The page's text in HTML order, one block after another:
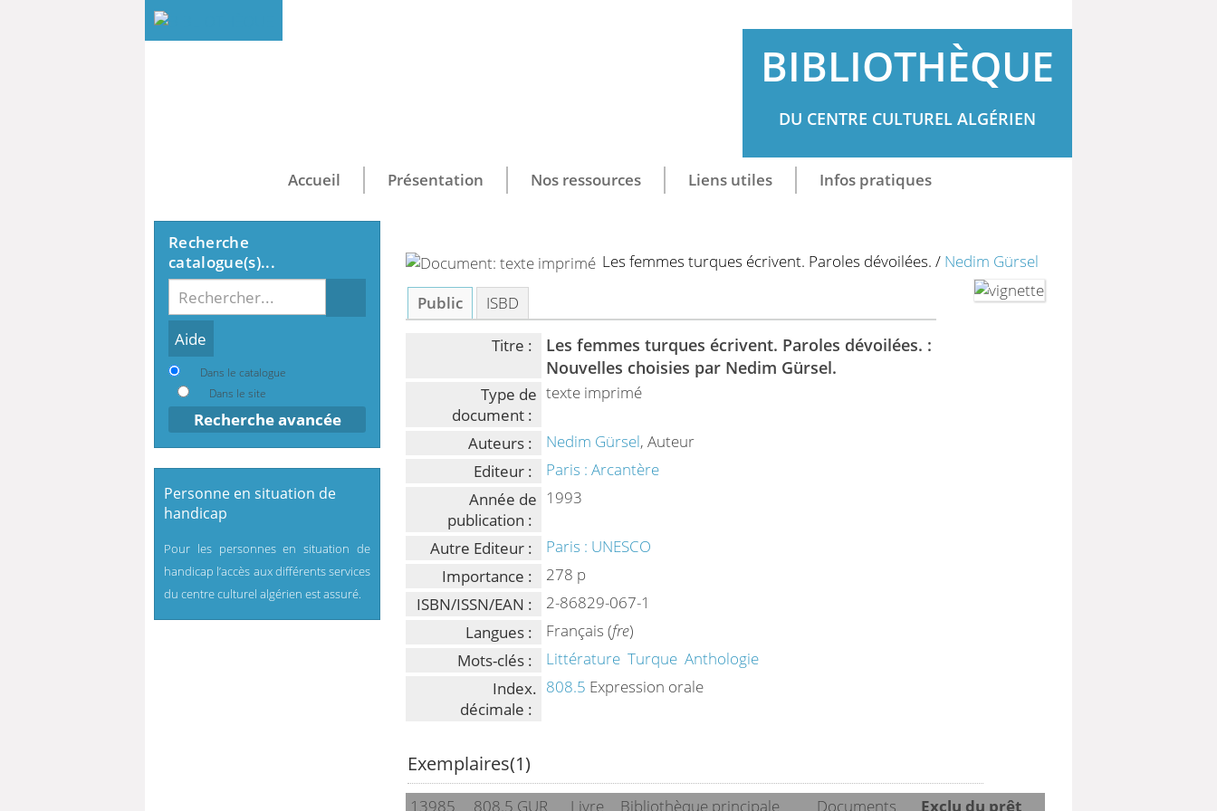
BIBLIOTHÈQUE
DU CENTRE CULTUREL ALGÉRIEN
Accueil Présentation Nos ressources Liens utiles Infos pratiques
Les femmes turques écrivent. Paroles dévoilées. / Nedim Gürsel
Public
ISBD
Titre :
Les femmes turques écrivent. Paroles dévoilées. :
Nouvelles choisies par Nedim Gürsel.
Type de
document :
texte imprimé
Auteurs : Nedim Gürsel, Auteur
Editeur :
Paris : Arcantère
Année de
publication :
1993
Autre Editeur :
Paris : UNESCO
Importance :
278 p
ISBN/ISSN/EAN :
2-86829-067-1
Langues :
Français (fre)
Mots-clés :
Littérature Turque Anthologie
Index.
décimale :
808.5 Expression orale
Exemplaires(1)
13985 808.5 GUR Livre Bibliothèque principale Documents Exclu du prêt
Recherche
catalogue(s)...
Dans le catalogue
Dans le site
Recherche avancée
Personne en situation de
handicap
Pour les personnes en situation de
handicap l’accès aux différents services
du centre culturel algérien est assuré.